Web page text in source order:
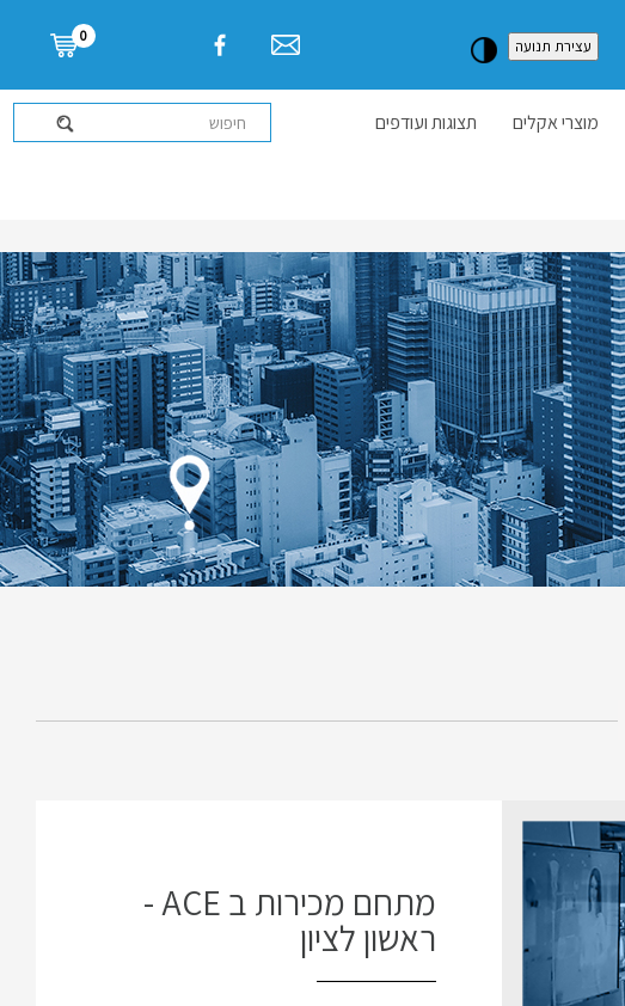
עצירת תנועה
0
מוצרי אקלים תצוגות ועודפים
מתחם מכירות ב ACE -
ראשון לציון